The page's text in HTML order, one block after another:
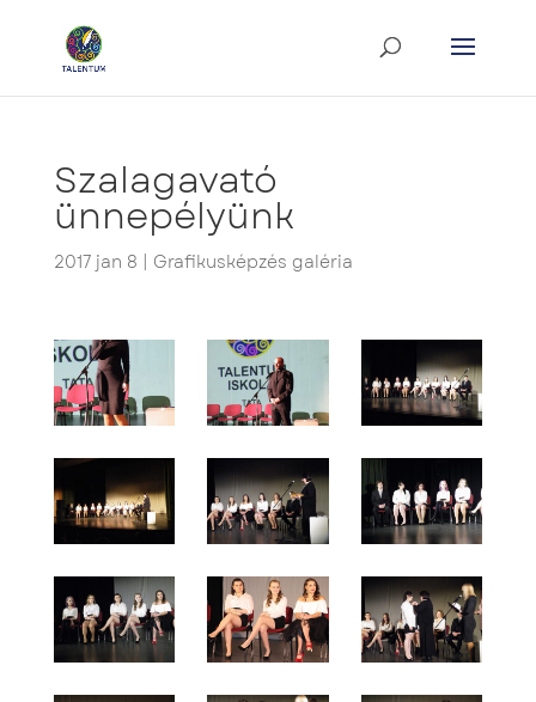
Szalagavató
ünnepélyünk
2017 jan 8 Grafikusképzés galéria